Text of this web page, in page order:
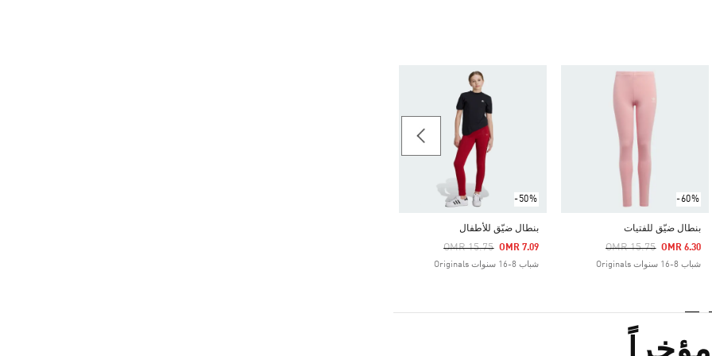
-60%
بنطال ضيّق للفتيات
Price Reduced From
OMR 15.75
To OMR 6.30
شباب 8-16 سنوات Originals
-50%
بنطال ضيّق للأطفال
Price Reduced From
OMR 15.75
To OMR 7.09
شباب 8-16 سنوات Originals
Price Reduced From